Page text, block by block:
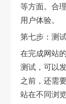
等方面。合
用户体验。
第七步：测
在完成网站
测试，可以
之前，还需
站在不同浏